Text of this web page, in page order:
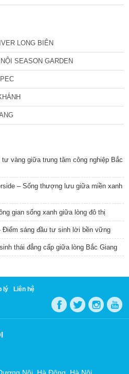
LONG BIÊN
SEASON GARDEN
vàng giữa trung tâm công nghiệp Bắc
– Sống thượng lưu giữa miền xanh
gian sống xanh giữa lòng đô thị
Điểm sáng đầu tư sinh lời bền vững
thái đẳng cấp giữa lòng Bắc Giang
lý Liên hệ